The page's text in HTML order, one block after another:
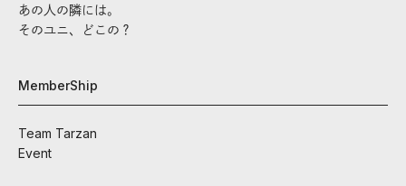
あの人の隣には。
そのユニ、どこの？
MemberShip
Team Tarzan
Event